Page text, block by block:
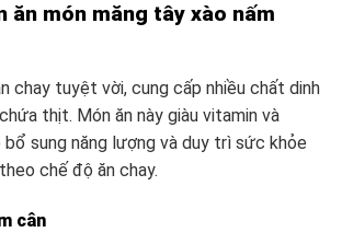
ăn món măng tây xào nấm
chay tuyệt vời, cung cấp nhiều chất dinh
thịt. Món ăn này giàu vitamin và
bổ sung năng lượng và duy trì sức khỏe
chế độ ăn chay.
cân